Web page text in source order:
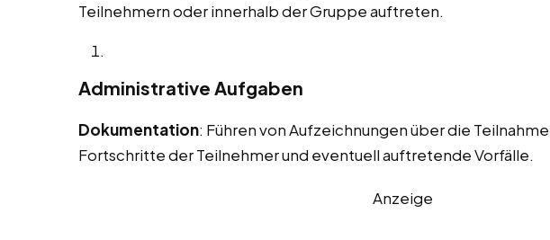
Teilnehmern oder innerhalb der Gruppe auftreten.
Administrative Aufgaben
Dokumentation: Führen von Aufzeichnungen über die
Fortschritte der Teilnehmer und eventuell auftretende Vorfälle.
Anzeige